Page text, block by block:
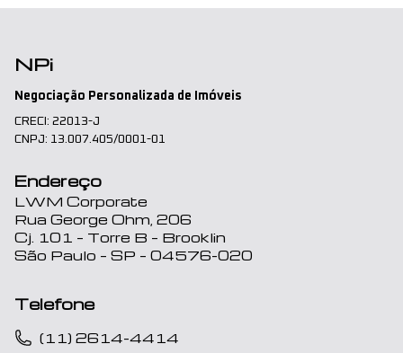
NPi
Negociação Personalizada de Imóveis
CRECI: 22013-J
CNPJ: 13.007.405/0001-01
Endereço
LWM Corporate
Rua George Ohm, 206
Cj. 101 – Torre B – Brooklin
São Paulo – SP – 04576-020
Telefone
(11) 2614-4414